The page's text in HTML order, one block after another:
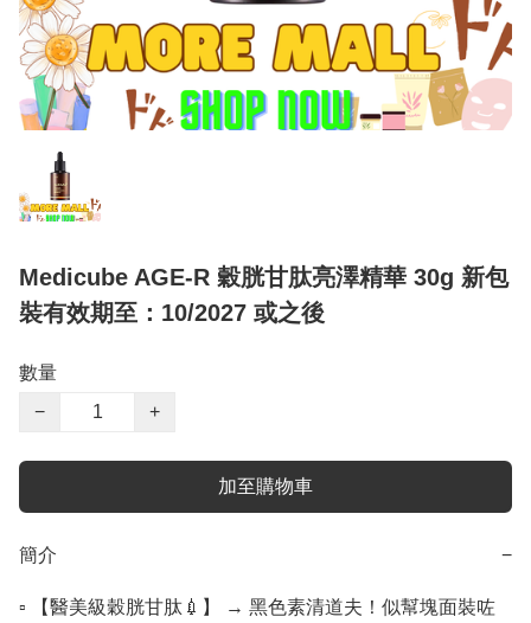
Medicube AGE-R 穀胱甘肽亮澤精華 30g 新包
裝有效期至：10/2027 或之後
數量
−
+
加至購物車
簡介 −
▫️ 【醫美級穀胱甘肽💉】 → 黑色素清道夫！似幫塊面裝咗